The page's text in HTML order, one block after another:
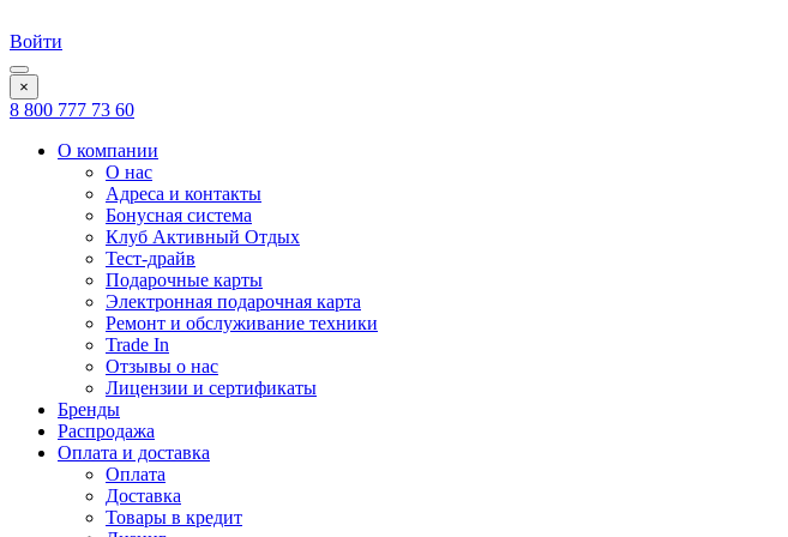
Войти
×
8 800 777 73 60
О компании
О нас
Адреса и контакты
Бонусная система
Клуб Активный Отдых
Тест-драйв
Подарочные карты
Электронная подарочная карта
Ремонт и обслуживание техники
Trade In
Отзывы о нас
Лицензии и сертификаты
Бренды
Распродажа
Оплата и доставка
Оплата
Доставка
Товары в кредит